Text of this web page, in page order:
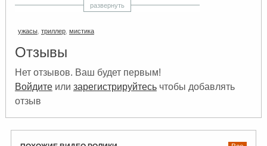
супермаркете, приходится вступить в
качестве триллер мистика онлайн
развернуть
ужасы, триллер, мистика
Отзывы
Нет отзывов. Ваш будет первым!
Войдитеили зарегистрируйтесьчтобы добавлять
отзыв